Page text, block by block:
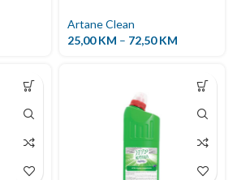
Artane Clean
25,00KM – 72,50KM